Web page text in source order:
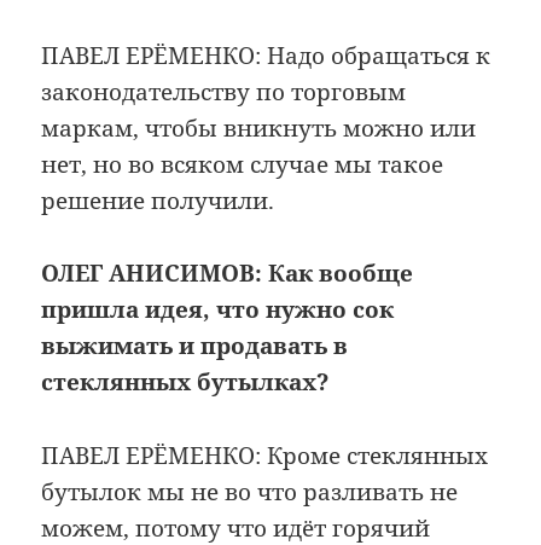
ПАВЕЛ ЕРЁМЕНКО: Надо обращаться к
законодательству по торговым
маркам, чтобы вникнуть можно или
нет, но во всяком случае мы такое
решение получили.
ОЛЕГ АНИСИМОВ: Как вообще
пришла идея, что нужно сок
выжимать и продавать в
стеклянных бутылках?
ПАВЕЛ ЕРЁМЕНКО: Кроме стеклянных
бутылок мы не во что разливать не
можем, потому что идёт горячий